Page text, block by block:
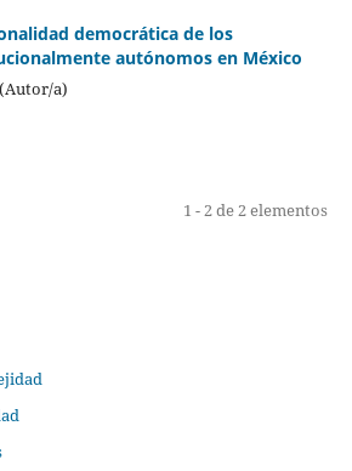
democrática de los
autónomos en México
a)
1 - 2 de 2 elementos